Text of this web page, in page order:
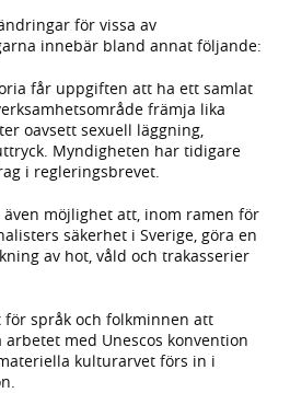
för vissa av
innebär bland annat följande:
får uppgiften att ha ett samlat
främja lika
oavsett sexuell läggning,
Myndigheten har tidigare
i regleringsbrevet.
möjlighet att, inom ramen för
säkerhet i Sverige, göra en
av hot, våld och trakasserier
språk och folkminnen att
med Unescos konvention
kulturarvet förs in i